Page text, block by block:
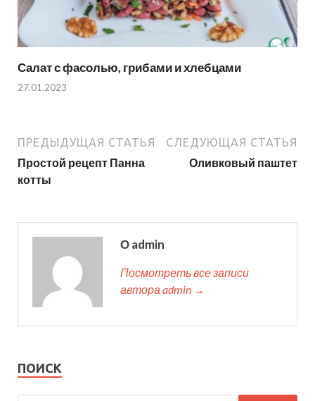
Салат с фасолью, грибами и хлебцами
27.01.2023
ПРЕДЫДУЩАЯ СТАТЬЯ
Простой рецепт Панна
котты
СЛЕДУЮЩАЯ СТАТЬЯ
Оливковый паштет
О admin
Посмотреть все записи
автора admin →
ПОИСК